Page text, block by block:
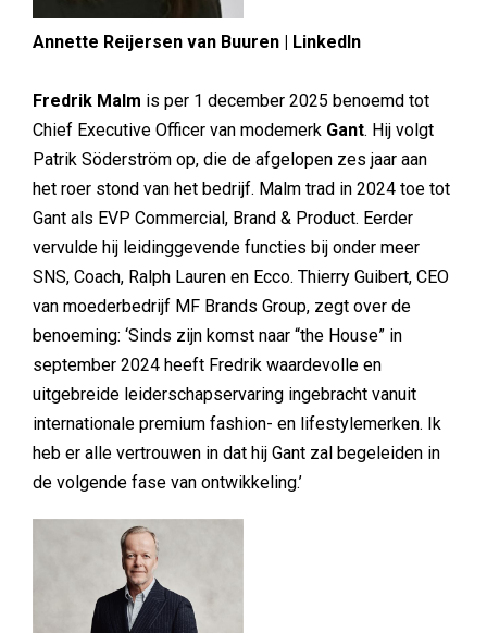
Annette Reijersen van Buuren | LinkedIn
Fredrik Malm is per 1 december 2025 benoemd tot
Chief Executive Officer van modemerk Gant. Hij volgt
Patrik Söderström op, die de afgelopen zes jaar aan
het roer stond van het bedrijf. Malm trad in 2024 toe tot
Gant als EVP Commercial, Brand & Product. Eerder
vervulde hij leidinggevende functies bij onder meer
SNS, Coach, Ralph Lauren en Ecco. Thierry Guibert, CEO
van moederbedrijf MF Brands Group, zegt over de
benoeming: ‘Sinds zijn komst naar “the House” in
september 2024 heeft Fredrik waardevolle en
uitgebreide leiderschapservaring ingebracht vanuit
internationale premium fashion- en lifestylemerken. Ik
heb er alle vertrouwen in dat hij Gant zal begeleiden in
de volgende fase van ontwikkeling.’